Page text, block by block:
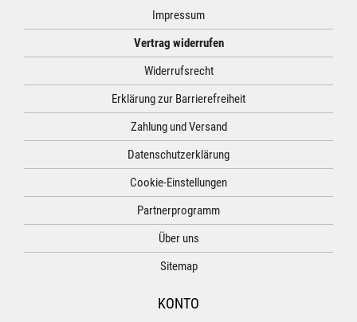
Impressum
Vertrag widerrufen
Widerrufsrecht
Erklärung zur Barrierefreiheit
Zahlung und Versand
Datenschutzerklärung
Cookie-Einstellungen
Partnerprogramm
Über uns
Sitemap
KONTO